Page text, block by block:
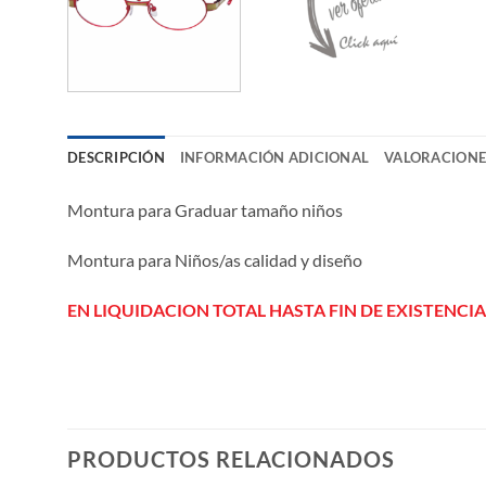
DESCRIPCIÓN INFORMACIÓN ADICIONAL
Montura para Graduar tamaño niños
Montura para Niños/as calidad y diseño
EN LIQUIDACION TOTAL HASTA FIN DE EXISTENCIA
PRODUCTOS RELACIONADOS